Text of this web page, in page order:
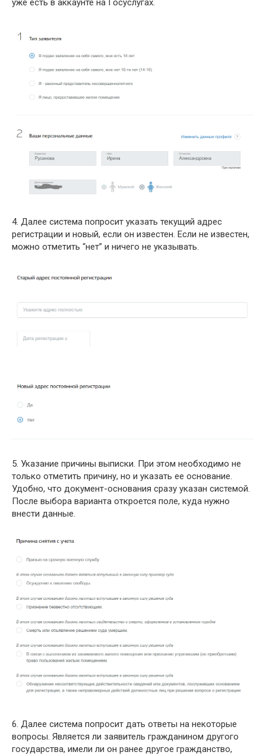
уже есть в аккаунте на Госуслугах.
4. Далее система попросит указать текущий адрес
регистрации и новый, если он известен. Если не известен,
можно отметить “нет” и ничего не указывать.
5. Указание причины выписки. При этом необходимо не
только отметить причину, но и указать ее основание.
Удобно, что документ-основания сразу указан системой.
После выбора варианта откроется поле, куда нужно
внести данные.
6. Далее система попросит дать ответы на некоторые
вопросы. Является ли заявитель гражданином другого
государства, имели ли он ранее другое гражданство,